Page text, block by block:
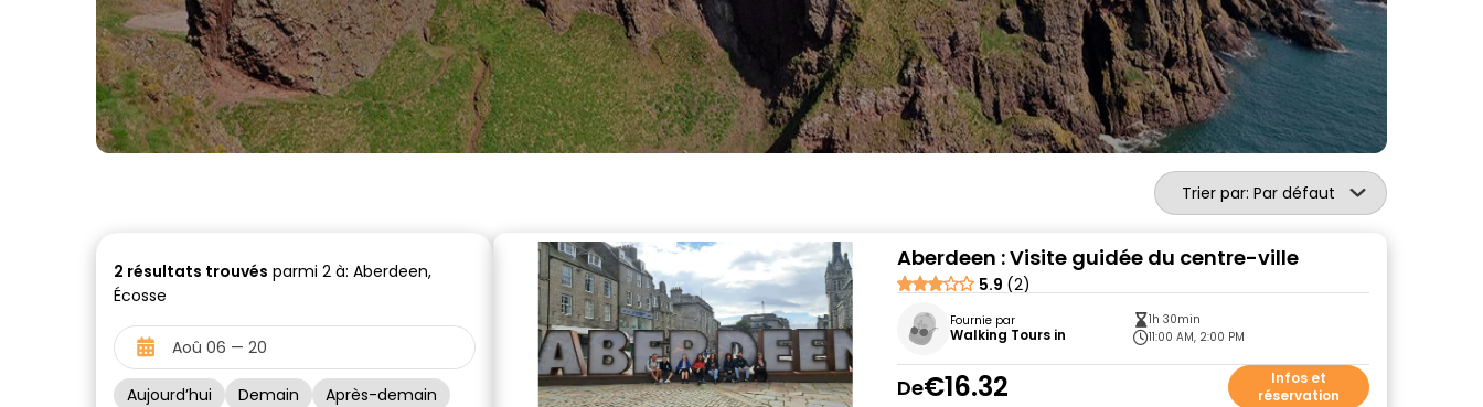
Trier par: Par défaut
2 résultats trouvés parmi 2 à: Aberdeen,
Écosse
Aujourd’hui Demain Après-demain
Aberdeen : Visite guidée du centre-ville
5.9 (2)
Fournie par
Walking Tours in
1h 30min
11:00 AM, 2:00 PM
De€16.32
Infos et
réservation